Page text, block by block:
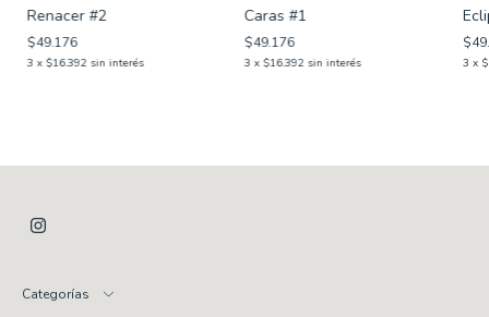
Renacer #2
$49.176
3 x $16.392 sin interés
Caras #1
$49.176
3 x$16.392 sin interés 3 x
Categorías